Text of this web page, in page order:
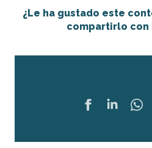
¿Le ha gustado este
compartirlo con